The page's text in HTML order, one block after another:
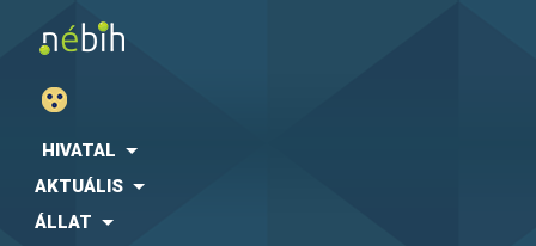
HIVATAL
AKTUÁLIS
ÁLLAT